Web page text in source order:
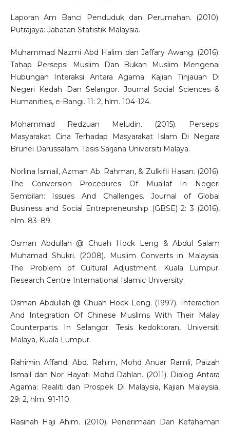
Laporan Am Banci Penduduk dan Perumahan. (2010).
Putrajaya: Jabatan Statistik Malaysia.
Muhammad Nazmi Abd Halim dan Jaffary Awang. (2016).
Tahap Persepsi Muslim Dan Bukan Muslim Mengenai
Hubungan Interaksi Antara Agama: Kajian Tinjauan Di
Negeri Kedah Dan Selangor. Journal Social Sciences &
Humanities, e-Bangi. 11: 2, hlm. 104-124.
Mohammad Redzuan Meludin. (2015). Persepsi
Masyarakat Cina Terhadap Masyarakat Islam Di Negara
Brunei Darussalam. Tesis Sarjana Universiti Malaya.
Norlina Ismail, Azman Ab. Rahman, & Zulkifli Hasan. (2016).
The Conversion Procedures Of Muallaf In Negeri
Sembilan: Issues And Challenges. Journal of Global
Business and Social Entrepreneurship (GBSE) 2: 3 (2016),
hlm. 83–89.
Osman Abdullah @ Chuah Hock Leng & Abdul Salam
Muhamad Shukri. (2008). Muslim Converts in Malaysia:
The Problem of Cultural Adjustment. Kuala Lumpur:
Research Centre International Islamic University.
Osman Abdullah @ Chuah Hock Leng. (1997). Interaction
And Integration Of Chinese Muslims With Their Malay
Counterparts In Selangor. Tesis kedoktoran, Universiti
Malaya, Kuala Lumpur.
Rahimin Affandi Abd. Rahim, Mohd Anuar Ramli, Paizah
Ismail dan Nor Hayati Mohd Dahlan. (2011). Dialog Antara
Agama: Realiti dan Prospek Di Malaysia, Kajian Malaysia,
29: 2, hlm. 91-110.
Rasinah Haji Ahim. (2010). Penerimaan Dan Kefahaman